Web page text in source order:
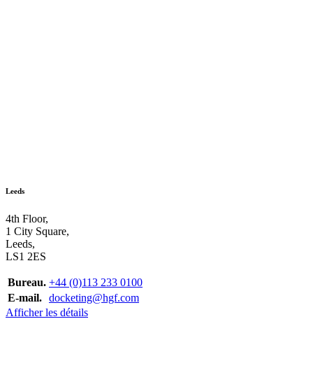
Leeds
4th Floor,
1 City Square,
Leeds,
LS1 2ES
Bureau. +44 (0)113 233 0100
E-mail. docketing@hgf.com
Afficher les détails